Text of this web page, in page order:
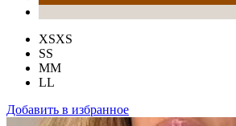
XSXS
SS
MM
LL
Добавить в избранное